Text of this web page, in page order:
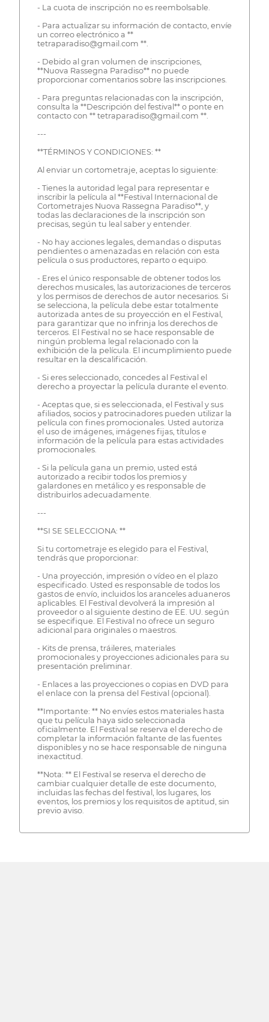
- La cuota de inscripción no es reembolsable.
- Para actualizar su información de contacto, envíe
un correo electrónico a **
tetraparadiso@gmail.com **.
- Debido al gran volumen de inscripciones,
**Nuova Rassegna Paradiso** no puede
proporcionar comentarios sobre las inscripciones.
- Para preguntas relacionadas con la inscripción,
consulta la **Descripción del festival** o ponte en
contacto con ** tetraparadiso@gmail.com **.
---
**TÉRMINOS Y CONDICIONES: **
Al enviar un cortometraje, aceptas lo siguiente:
- Tienes la autoridad legal para representar e
inscribir la película al **Festival Internacional de
Cortometrajes Nuova Rassegna Paradiso**, y
todas las declaraciones de la inscripción son
precisas, según tu leal saber y entender.
- No hay acciones legales, demandas o disputas
pendientes o amenazadas en relación con esta
película o sus productores, reparto o equipo.
- Eres el único responsable de obtener todos los
derechos musicales, las autorizaciones de terceros
y los permisos de derechos de autor necesarios. Si
se selecciona, la película debe estar totalmente
autorizada antes de su proyección en el Festival,
para garantizar que no infrinja los derechos de
terceros. El Festival no se hace responsable de
ningún problema legal relacionado con la
exhibición de la película. El incumplimiento puede
resultar en la descalificación.
- Si eres seleccionado, concedes al Festival el
derecho a proyectar la película durante el evento.
- Aceptas que, si es seleccionada, el Festival y sus
afiliados, socios y patrocinadores pueden utilizar la
película con fines promocionales. Usted autoriza
el uso de imágenes, imágenes fijas, títulos e
información de la película para estas actividades
promocionales.
- Si la película gana un premio, usted está
autorizado a recibir todos los premios y
galardones en metálico y es responsable de
distribuirlos adecuadamente.
---
**SI SE SELECCIONA: **
Si tu cortometraje es elegido para el Festival,
tendrás que proporcionar:
- Una proyección, impresión o vídeo en el plazo
especificado. Usted es responsable de todos los
gastos de envío, incluidos los aranceles aduaneros
aplicables. El Festival devolverá la impresión al
proveedor o al siguiente destino de EE. UU. según
se especifique. El Festival no ofrece un seguro
adicional para originales o maestros.
- Kits de prensa, tráileres, materiales
promocionales y proyecciones adicionales para su
presentación preliminar.
- Enlaces a las proyecciones o copias en DVD para
el enlace con la prensa del Festival (opcional).
**Importante: ** No envíes estos materiales hasta
que tu película haya sido seleccionada
oficialmente. El Festival se reserva el derecho de
completar la información faltante de las fuentes
disponibles y no se hace responsable de ninguna
inexactitud.
**Nota: ** El Festival se reserva el derecho de
cambiar cualquier detalle de este documento,
incluidas las fechas del festival, los lugares, los
eventos, los premios y los requisitos de aptitud, sin
previo aviso.